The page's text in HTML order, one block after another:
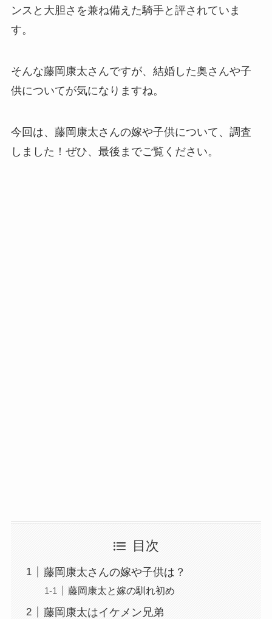
ンスと大胆さを兼ね備えた騎手と評されていま
す。
そんな藤岡康太さんですが、結婚した奥さんや子
供についてが気になりますね。
今回は、藤岡康太さんの嫁や子供について、調査
しました！ぜひ、最後までご覧ください。
目次
藤岡康太さんの嫁や子供は？
藤岡康太と嫁の馴れ初め
藤岡康太はイケメン兄弟